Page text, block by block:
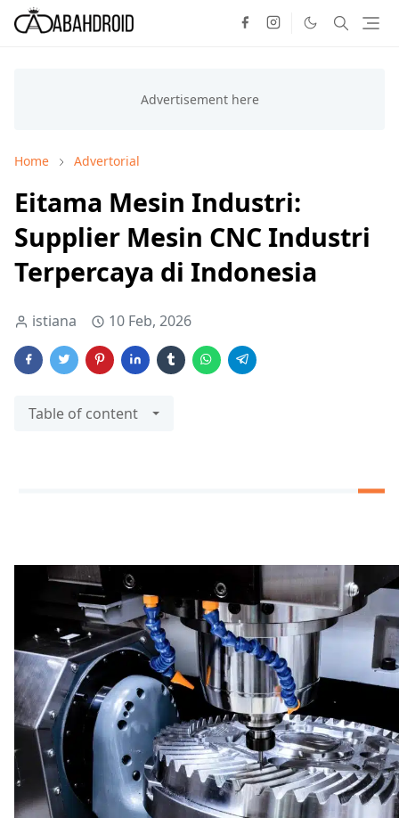
Home Advertorial
Eitama Mesin Industri:
Supplier Mesin CNC Industri
Terpercaya di Indonesia
istiana 10 Feb, 2026
Table of content